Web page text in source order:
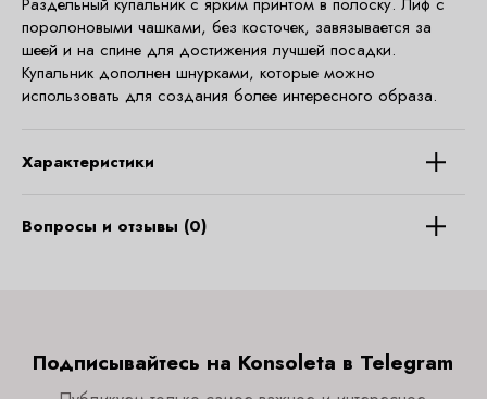
поролоновыми чашками, без косточек, завязывается за
шеей и на спине для достижения лучшей посадки.
Купальник дополнен шнурками, которые можно
использовать для создания более интересного образа.
Характеристики
Вопросы и отзывы (0)
Подписывайтесь на Konsoleta в Telegram